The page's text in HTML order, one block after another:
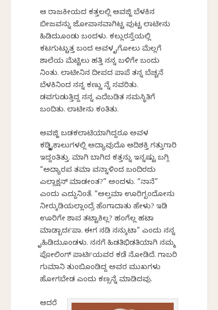
ಆ ರಾಜಕೀಯದ ಕತ್ತಲಲ್ಲಿ ಆವಜ್ಜಿ ಬೆಳಕಿನ
ಬೀಜವನ್ನು ಜೋಪಾನವಾಗಿಟ್ಟ ಪುಟ್ಟ ಲಾಟೀನು
ಹಿಡಿದುಕೊಂಡು ಬಂದಳು. ಕಲ್ಲುರಸ್ತೆಯಲ್ಲಿ
ಕಟಗುಟ್ಟುತ್ತ ಬಂದ ಅವಳ ಕೈಗೋಲು ಮೆಲ್ಲಗೆ
ಶಾಲೆಯ ಮೆಟ್ಟಿಲು ಹತ್ತಿ ನನ್ನ ಬಳಿಗೇ ಬಂದು
ನಿಂತು. ಲಾಟೀನಿನ ದೀಪದ ಪಾಪೆ ತನ್ನ ಬೆಚ್ಚನೆ
ಬೆಳಕಿನಿಂದ ನನ್ನ ಕಣ್ಣು ಕೆನ್ನೆ ಸವರಿತು.
ಡವಗುಡುತ್ತಿದ್ದ ನನ್ನ ಎದೆಬಡಿತ ಸಮಸ್ಥಿತಿಗೆ
ಬಂದಿತು. ಲಾಟೀನು ಕಂತಿತು.
ಆವಜ್ಜಿ ಬಡಕಲಾಟಿಯಾಗಿದ್ದರೂ ಅವಳ
ಕಡ್ಡಿಕೈಕಾಲುಗಳಲ್ಲಿ ಅದ್ಯಾವುದೊ ಆದಿಶಕ್ತಿ ಗತ್ತುಗಾರಿಕೆ
ಇದ್ದಂತಿತ್ತು. ಮಾಗಿ ಬಾಗಿದ ಕತ್ತನ್ನು ಇನ್ನಷ್ಟು ಬಗ್ಗಿ
“ಅದ್ಯಾರಪ ತಮಾ ವನ್ನಾಳಿಂದ ಬಂದಿರದು
ಎಲ್ಲಾಕ್ಷನ್ ಮಾಡಕೇಂತ?” ಅಂದಳು. “ನಾನೆ”
ಎಂದು ಎದ್ದುನಿಂತೆ. “ಅಲ್ತಮಾ ಊರಿಗ್ಬಂದೋನು
ನೀರ್‍ಕುಡಿಯಲ್ಲಾಂದ್ರೆ ಹೆಂಗಾದಾತು ಹೇಳು? ಇಡಿ
ಊರಿಗೇ ಶಾಪ ತಟ್ಟಾಕಿಲ್ಲ? ಹಂಗೆಲ್ಲ ಹಟಾ
ಮಾಡ್ಬಾರ್ದಪಾ. ಈಗ ನಡಿ ನನ್ಕುಟಾ” ಎಂದು ನನ್ನ
ಕೈಹಿಡಿದುಕೊಂಡಳು. ನನಗೆ ಹಿಡತಿಭಿಡತಿಯಾಗಿ ನಮ್ಮ
ಪೋಲಿಂಗ್ ಪಾರ್ಟಿಯವರ ಕಡೆ ನೋಡಿದೆ. ಗಾಬರಿ
ಗುಮಾನಿ ತುಂಬಿಕೊಂಡಿದ್ದ ಅವರ ಮುಖಗಳು
ಹೋಗಬೇಡ ಎಂದು ಕಣ್ಸನ್ನೆ ಮಾಡಿದವು.
ಆದರೆ